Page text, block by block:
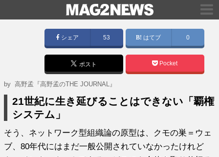
シェア 53 はてブ 0
ポスト Pocket
by高野孟『高野孟のTHE JOURNAL』
21世紀に生き延びることはできない「覇権
システム」
そう、ネットワーク型組織論の原型は、クモの巣＝ウェ
ブ、80年代にはまだ一般公開されていなかったけれど